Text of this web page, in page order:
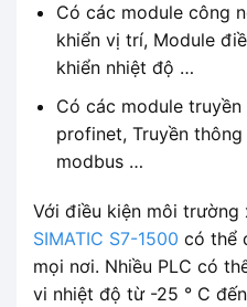
Có các module công
khiển vị trí, Module
khiển nhiệt độ …
Có các module
profinet, Truyền
modbus …
Với điều kiện môi trường
SIMATIC S7-1500 có thể
mọi nơi. Nhiều PLC có
vi nhiệt độ từ -25 ° C